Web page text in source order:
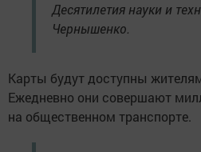
Десятилетия науки и
Чернышенко.
Карты будут доступны
Ежедневно они совершают
на общественном транспорте.